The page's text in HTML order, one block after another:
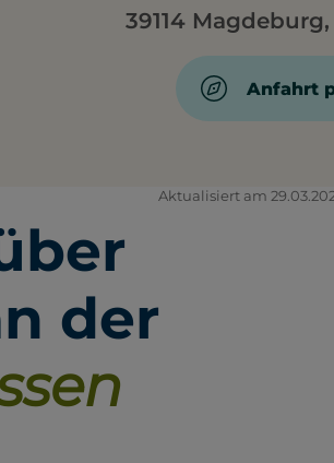
39114
Anfahrt
Aktualisiert am
der